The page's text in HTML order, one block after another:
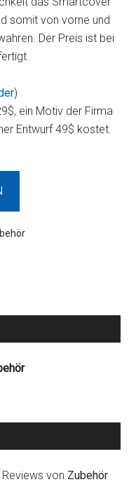
somit von vorne und
Der Preis ist bei
)
ein Motiv der Firma
Entwurf 49$ kostet.
von Zubehör